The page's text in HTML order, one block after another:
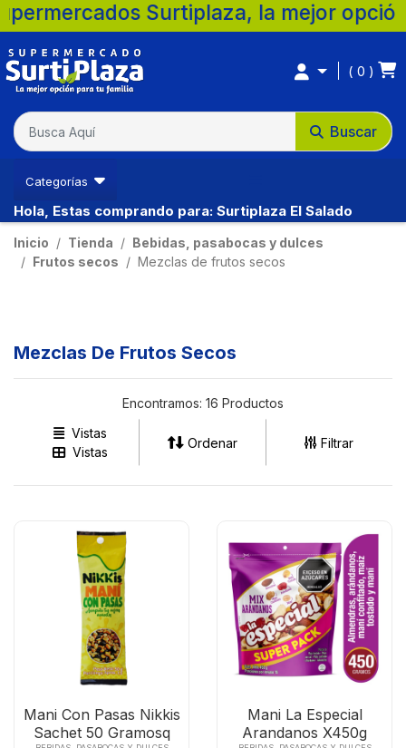
Surtiplaza, la mejor opción
Buscar
0
Categorías
Hola, Estas comprando para: Surtiplaza El Salado
Inicio Tienda
Bebidas, pasabocas y dulces
Frutos secos
Mezclas de frutos secos
Mezclas De Frutos Secos
Encontramos: 16 Productos
Vistas
Vistas
Ordenar Filtrar
Mani Con Pasas Nikkis
Sachet 50 Gramosq
Mani La Especial
Arandanos X450g